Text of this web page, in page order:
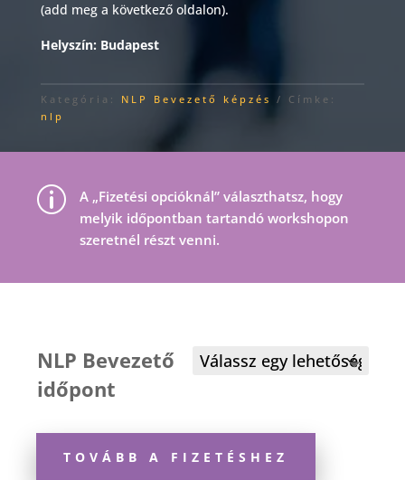
(add meg a következő oldalon).
Helyszín: Budapest
Kategória: NLP Bevezető képzés
Címke:
nlp
p
A „Fizetési opcióknál” választhatsz, hogy
melyik időpontban tartandó workshopon
szeretnél részt venni.
NLP Bevezető
időpont
TOVÁBB A FIZETÉSHEZ